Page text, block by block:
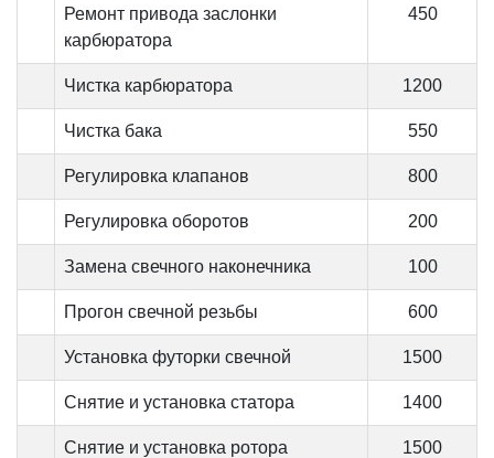
Ремонт привода заслонки
карбюратора
450
Чистка карбюратора 1200
Чистка бака 550
Регулировка клапанов 800
Регулировка оборотов 200
Замена свечного наконечника 100
Прогон свечной резьбы 600
Установка футорки свечной 1500
Снятие и установка статора 1400
Снятие и установка ротора 1500